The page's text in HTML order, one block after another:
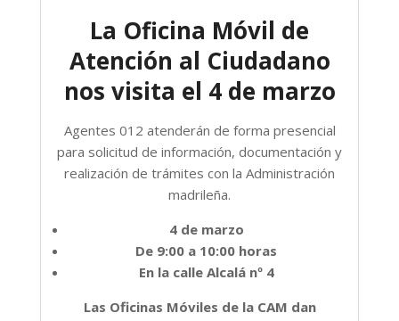
La Oficina Móvil de
Atención al Ciudadano
nos visita el 4 de marzo
Agentes 012 atenderán de forma presencial
para solicitud de información, documentación y
realización de trámites con la Administración
madrileña.
4 de marzo
De 9:00 a 10:00 horas
En la calle Alcalá nº 4
Las Oficinas Móviles de la CAM dan